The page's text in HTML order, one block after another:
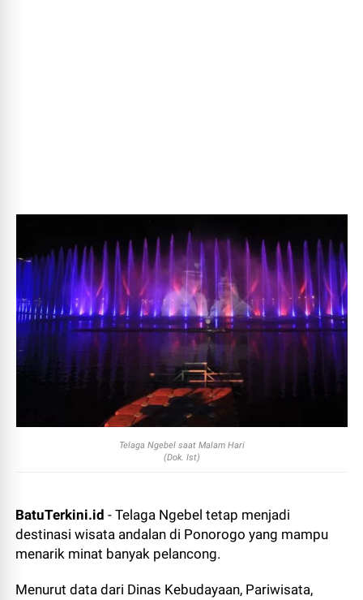
Telaga Ngebel saat Malam Hari
(Dok. Ist)
BatuTerkini.id - Telaga Ngebel tetap menjadi
destinasi wisata andalan di Ponorogo yang mampu
menarik minat banyak pelancong.
Menurut data dari Dinas Kebudayaan, Pariwisata,